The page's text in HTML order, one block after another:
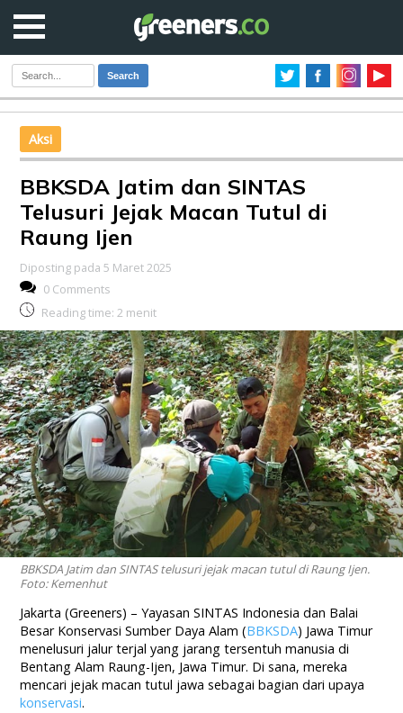
Search
Aksi
BBKSDA Jatim dan SINTAS
Telusuri Jejak Macan Tutul di
Raung Ijen
Diposting pada 5 Maret 2025
0 Comments
Reading time: 2 menit
BBKSDA Jatim dan SINTAS telusuri jejak macan tutul di Raung Ijen.
Foto: Kemenhut
Jakarta (Greeners) – Yayasan SINTAS Indonesia dan Balai
Besar Konservasi Sumber Daya Alam (BBKSDA) Jawa Timur
menelusuri jalur terjal yang jarang tersentuh manusia di
Bentang Alam Raung-Ijen, Jawa Timur. Di sana, mereka
mencari jejak macan tutul jawa sebagai bagian dari upaya
konservasi.